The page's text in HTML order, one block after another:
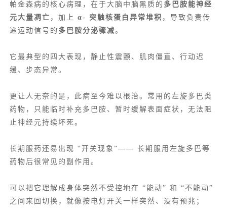
帕金森病的核心病理，在于大脑中脑黑质的 多巴胺能神经
元大量凋亡 ，加上 α- 突触核蛋白异常堆积 ，导致负责传
递运动信号的 多巴胺分泌骤减。
它最典型的四大表现，静止性震颤、肌肉僵直、行动迟
缓、步态异常。
更让人无奈的是，此病至今难以根治。常用的左旋多巴类
药物，只能临时补充多巴胺、暂时缓解表面症状，无法阻
止神经元持续坏死。
长期服药还易出现 “开关现象”—— 长期服用左旋多巴等
药物后很常见的副作用。
可以把它理解成身体突然不受控地在 “能动” 和 “不能动”
之间来回切换，就像按电灯开关一样突然、没有预兆；